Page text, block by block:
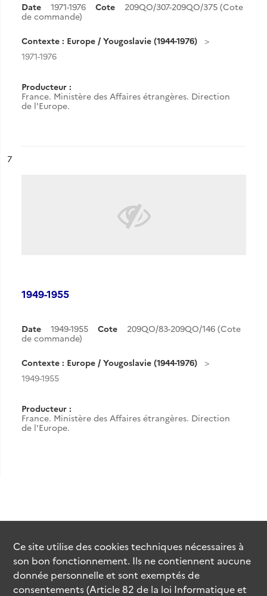
Date 1971-1976 Cote
209QO/307-209QO/375 (Cote
de commande)
Contexte : Europe / Yougoslavie (1944-1976)
1971-1976
Producteur :
France. Ministère des Affaires étrangères. Direction
de l'Europe.
n°
7
1949-1955
Date 1949-1955 Cote
209QO/83-209QO/146 (Cote
de commande)
Contexte : Europe / Yougoslavie (1944-1976)
1949-1955
Producteur :
France. Ministère des Affaires étrangères. Direction
de l'Europe.
Ce site utilise descookiestechniques nécessaires à
son bon fonctionnement. Ils ne contiennent aucune
donnée personnelle et sont exemptés de
consentements (Article 82 de la loi Informatique et